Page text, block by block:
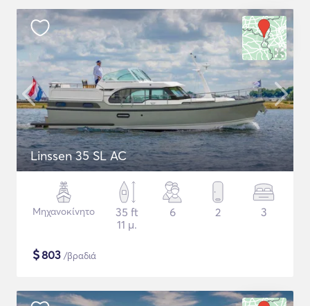
Linssen 35 SL AC
Μηχανοκίνητο
35 ft
11 μ.
6 2 3
$803 /βραδιά